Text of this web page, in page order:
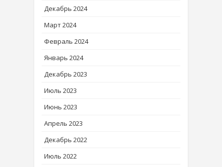
Декабрь 2024
Март 2024
Февраль 2024
Январь 2024
Декабрь 2023
Июль 2023
Июнь 2023
Апрель 2023
Декабрь 2022
Июль 2022